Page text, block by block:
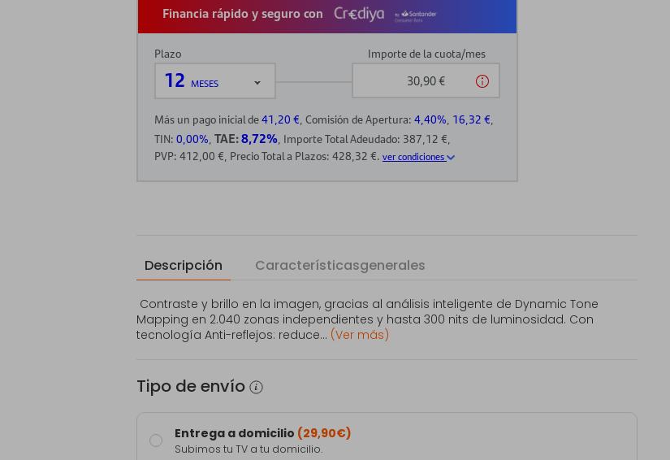
Descripción Característicasgenerales
Contraste y brillo en la imagen, gracias al análisis inteligente de Dynamic Tone
Mapping en 2.040 zonas independientes y hasta 300 nits de luminosidad. Con
tecnología Anti-reflejos: reduce... (Ver más)
Tipo de envío
Entrega a domicilio (29,90€)
Subimos tu TV a tu domicilio.